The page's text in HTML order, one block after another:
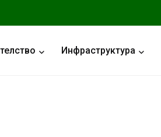
Инфраструктура